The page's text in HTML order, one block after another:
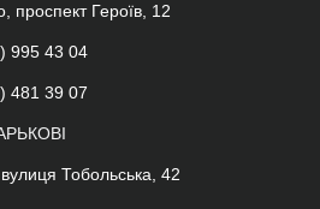
проспект Героїв, 12
995 43 04
481 39 07
Тобольська, 42